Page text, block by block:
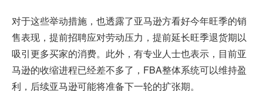
对于这些举动措施，也透露了亚马逊方看好今年旺季的销
售表现，提前招聘应对劳动压力，提前延长旺季退货期以
吸引更多买家的消费。此外，有专业人士也表示，目前亚
马逊的收缩进程已经差不多了，FBA整体系统可以维持盈
利，后续亚马逊可能将准备下一轮的扩张期。